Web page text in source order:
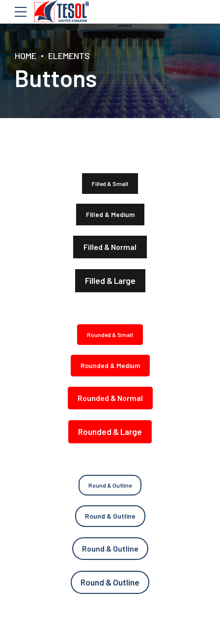
HOME ELEMENTS
Buttons
Filled & Small
Filled & Medium
Filled & Normal
Filled & Large
Rounded & Small
Rounded & Medium
Rounded & Normal
Rounded & Large
Round & Outline
Round & Outline
Round & Outline
Round & Outline